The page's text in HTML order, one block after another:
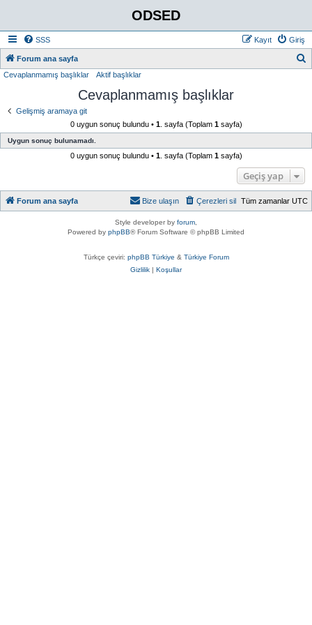
ODSED
SSS Giriş
Kayıt
Forum ana sayfa
Cevaplanmamış başlıklar Aktif başlıklar
Cevaplanmamış başlıklar
Gelişmiş aramaya git
0 uygun sonuç bulundu • 1. sayfa (Toplam 1sayfa)
Uygun sonuç bulunamadı.
0 uygun sonuç bulundu • 1. sayfa (Toplam 1sayfa)
Geçiş yap
Forum ana sayfa Tüm zamanlar UTC
Çerezleri sil
Bize ulaşın
Style developer by forum
Powered by phpBB® Forum Software © phpBB Limited
Türkçe çeviri: phpBB Türkiye & Türkiye Forum
Gizlilik | Koşullar